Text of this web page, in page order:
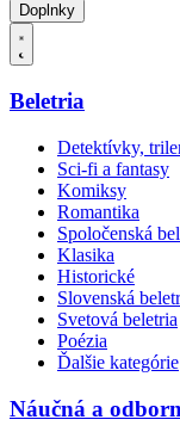
Doplnky
Beletria
Detektívky,
Sci-fi a fantasy
Komiksy
Romantika
Spoločenská
Klasika
Historické
Slovenská
Svetová beletria
Poézia
Ďalšie kategórie
Náučná a